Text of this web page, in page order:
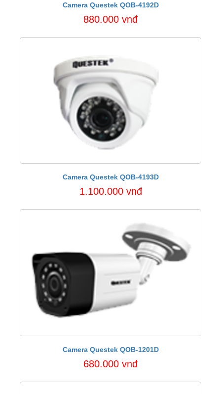
Camera Questek QOB-4192D
880.000 vnđ
Camera Questek QOB-4193D
1.100.000 vnđ
Camera Questek QOB-1201D
680.000 vnđ